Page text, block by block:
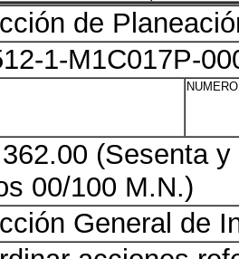
de
1-M1C017P-
(Sesenta
00/100 M.N.)
General de